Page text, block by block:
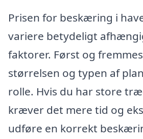
Prisen for beskæring i
variere betydeligt
faktorer. Først og
størrelsen og typen af
rolle. Hvis du har store
kræver det mere tid og
udføre en korrekt